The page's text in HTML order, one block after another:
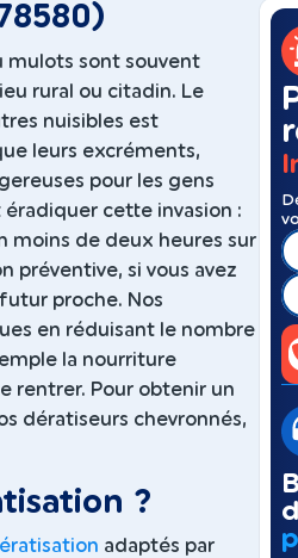
mulots sont souvent
rural ou citadin. Le
nuisibles est
leurs excréments,
pour les gens
cette invasion :
moins de deux heures sur
préventive, si vous avez
proche. Nos
en réduisant le nombre
la nourriture
rentrer. Pour obtenir un
dératiseurs chevronnés,
?
adaptés par